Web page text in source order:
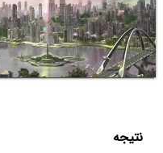
نتیجه